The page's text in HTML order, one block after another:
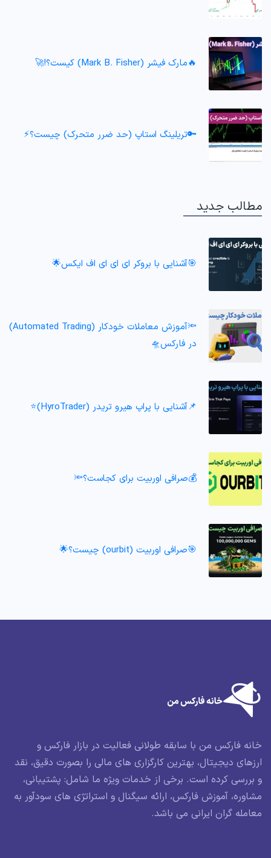
🔥مارک فیشر (Mark B. Fisher) کیست؟!🚀
🔑تریلینگ استاپ (حد ضرر متحرک) چیست؟⚡
مطالب جدید
🎯آشنایی با بروکر ای ای ای اف ایکس🌟
🔦آموزش معاملات خودکار (Automated Trading)
در فارکس🛸
📌آشنایی با پراپ هیرو تریدر (HyroTrader)⭐️
💰صرافی اوربیت برای کجاست؟🔦
🎯صرافی اوربیت (ourbit) چیست؟🌟
خانه فارکس من با سابقه طولانی فعالیت در بازار فارکس و
ارزهای دیجیتال، بهترین کارگزاری های مالی را بصورت دقیق، نقد
و بررسی کرده است. برخی از خدمات ویژه ما شامل: پشتیبانی،
مشاوره، آموزش فارکس، ارائه سیگنال و استراتژی های سودآور به
معامله گران ایرانی می باشد.